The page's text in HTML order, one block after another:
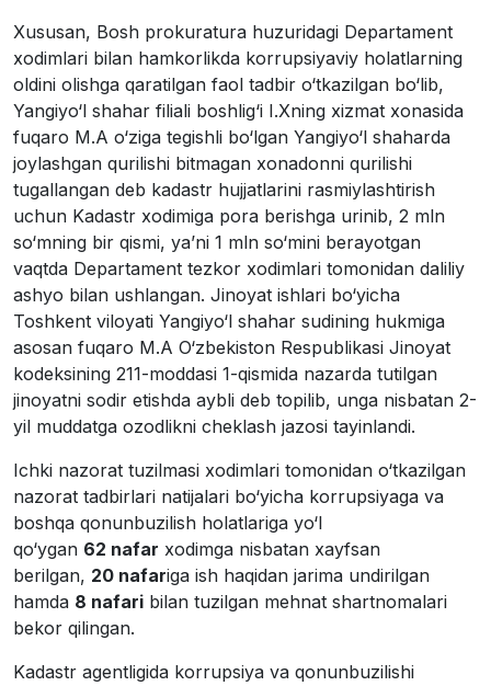
Xususan, Bosh prokuratura huzuridagi Departament
xodimlari bilan hamkorlikda korrupsiyaviy holatlarning
oldini olishga qaratilgan faol tadbir o‘tkazilgan bo‘lib,
Yangiyo‘l shahar filiali boshlig‘i I.Xning xizmat xonasida
fuqaro M.A o‘ziga tegishli bo‘lgan Yangiyo‘l shaharda
joylashgan qurilishi bitmagan xonadonni qurilishi
tugallangan deb kadastr hujjatlarini rasmiylashtirish
uchun Kadastr xodimiga pora berishga urinib, 2 mln
so‘mning bir qismi, ya’ni 1 mln so‘mini berayotgan
vaqtda Departament tezkor xodimlari tomonidan daliliy
ashyo bilan ushlangan. Jinoyat ishlari bo‘yicha
Toshkent viloyati Yangiyo‘l shahar sudining hukmiga
asosan fuqaro M.A O‘zbekiston Respublikasi Jinoyat
kodeksining 211-moddasi 1-qismida nazarda tutilgan
jinoyatni sodir etishda aybli deb topilib, unga nisbatan 2-
yil muddatga ozodlikni cheklash jazosi tayinlandi.
Ichki nazorat tuzilmasi xodimlari tomonidan o‘tkazilgan
nazorat tadbirlari natijalari bo‘yicha korrupsiyaga va
boshqa qonunbuzilish holatlariga yo‘l
qo‘ygan 62 nafar xodimga nisbatan xayfsan
berilgan, 20 nafariga ish haqidan jarima undirilgan
hamda 8 nafari bilan tuzilgan mehnat shartnomalari
bekor qilingan.
Kadastr agentligida korrupsiya va qonunbuzilishi